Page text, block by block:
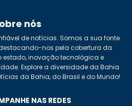
nós
de notícias. Somos a sua fonte
nos pela cobertura da
estado, inovação tecnológica e
Explore a diversidade da Bahia
da Bahia, do Brasil e do Mundo!
NAS REDES